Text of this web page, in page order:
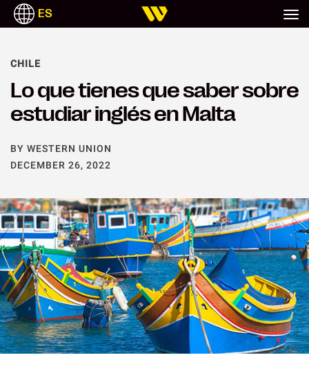
ES
Lo que tienes que saber sobre
estudiar inglés en Malta
CHILE
BY WESTERN UNION
DECEMBER 26, 2022